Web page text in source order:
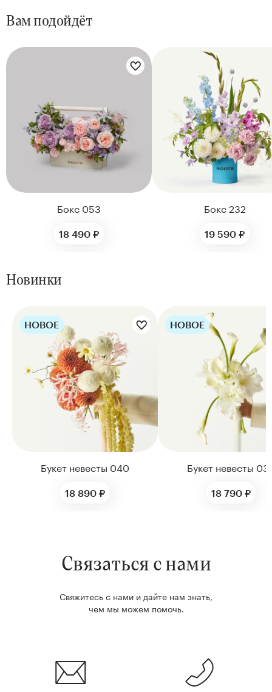
Вам подойдёт
Бокс 053
18 490 ₽
Бокс 232
19 590 ₽
Новинки
Цветы букета:
НОВОЕ
Букет невесты 040
18 890 ₽
Цветы букета:
НОВОЕ
Букет невесты
18 790 ₽
Связаться с нами
Свяжитесь с нами и дайте нам знать,
чем мы можем помочь.